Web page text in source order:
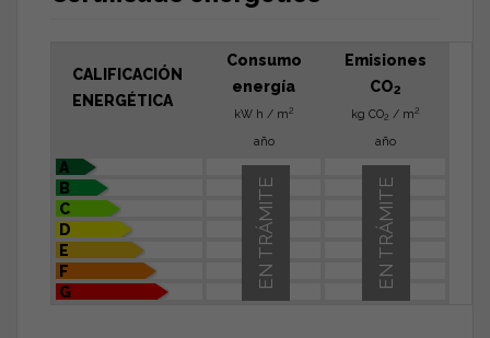
CALIFICACIÓN
ENERGÉTICA
Consumo
energía
kW h / m2
año
Emisiones
CO2
kg CO2 / m2
año
A
B
C
D
E
F
G
EN TRÁMITE
EN TRÁMITE